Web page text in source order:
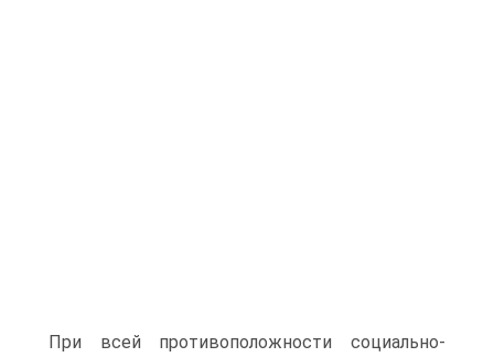
При всей противоположности социально-